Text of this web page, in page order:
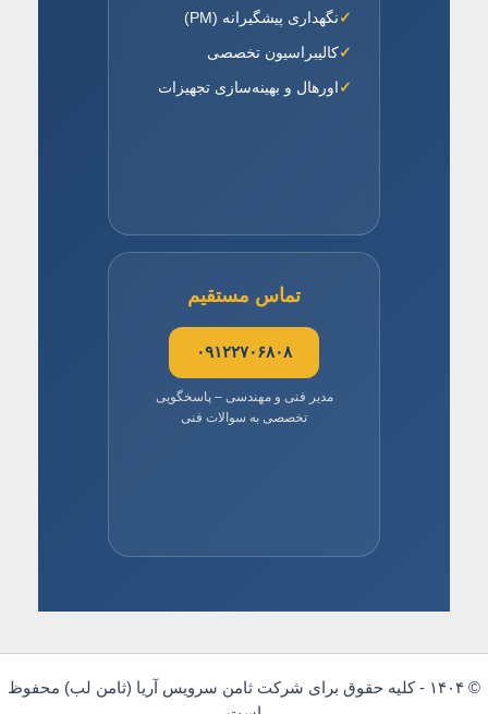
نگهداری پیشگیرانه (PM)
کالیبراسیون تخصصی
اورهال و بهینه‌سازی تجهیزات
تماس مستقیم
۰۹۱۲۲۷۰۶۸۰۸
مدیر فنی و مهندسی – پاسخگویی
تخصصی به سوالات فنی
© ۱۴۰۴ - کلیه حقوق برای شرکت ثامن سرویس آریا (ثامن لب) محفوظ